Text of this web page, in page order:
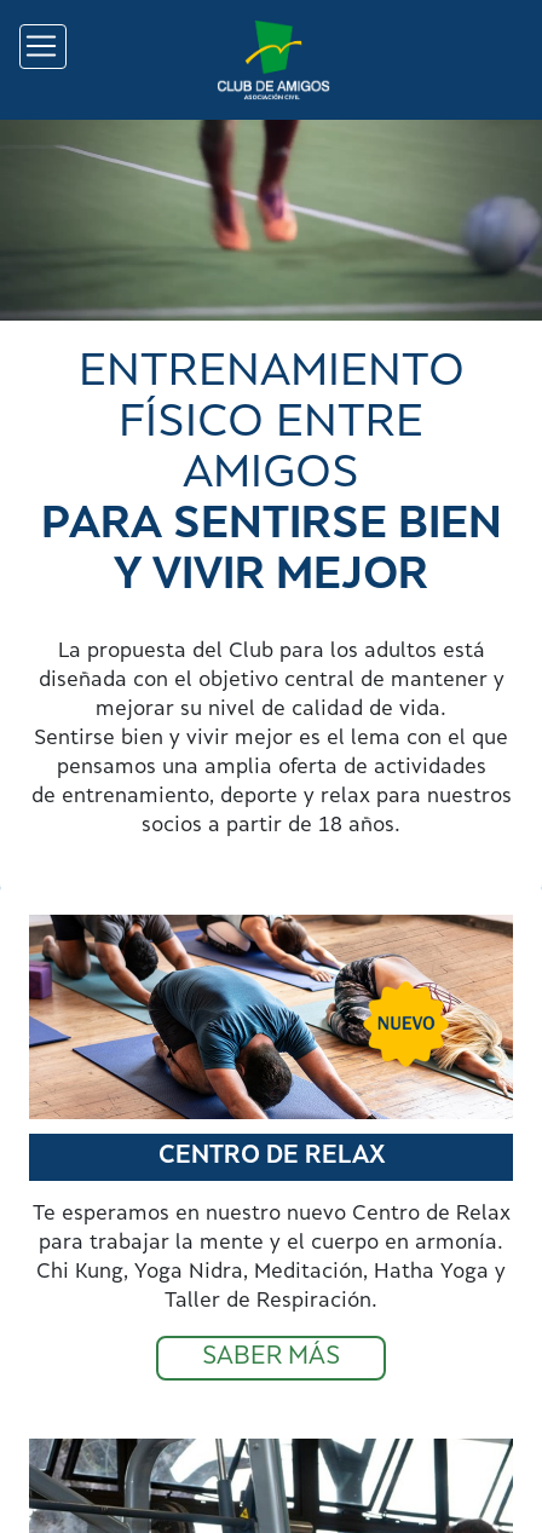
ENTRENAMIENTO
FÍSICO ENTRE
AMIGOS
PARA SENTIRSE BIEN
Y VIVIR MEJOR
La propuesta del Club para los adultos está
diseñada con el objetivo central de mantener y
mejorar su nivel de calidad de vida.
Sentirse bien y vivir mejor es el lema con el que
pensamos una amplia oferta de actividades
de entrenamiento, deporte y relax para nuestros
socios a partir de 18 años.
NUESTRAS
ACTIVIDADES
CENTRO DE RELAX
Te esperamos en nuestro nuevo Centro de Relax
para trabajar la mente y el cuerpo en armonía.
Chi Kung, Yoga Nidra, Meditación, Hatha Yoga y
Taller de Respiración.
SABER MÁS